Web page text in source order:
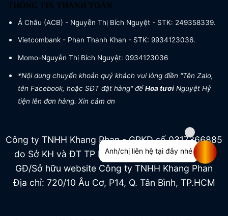
THÔNG TIN THANH TOÁN
Á Châu (ACB) - Nguyễn Thị Bích Nguyệt - STK: 249358339.
Vietcombank - Phan Thanh Khan - STK: 9934123036.
Momo-Nguyễn Thị Bích Nguyệt: 0934123036
*Nội dung chuyển khoản quý khách vui lòng điền "Tên Zalo,
tên Facebook, hoặc SĐT đặt hàng" đểHoa tươi Nguyệt Hỷ
tiện lên đơn hàng. Xin cảm ơn
Công ty TNHH Khang Phan - GPKD số 0317366885
do Sở KH và ĐT TP HCM cấp ngày 04/07/2022
GĐ/Sở hữu website Công ty TNHH Khang Phan
Địa chỉ: 720/10 Âu Cơ, P14, Q. Tân Bình, TP.HCM
Anh/chị liên hệ tại đây nhé